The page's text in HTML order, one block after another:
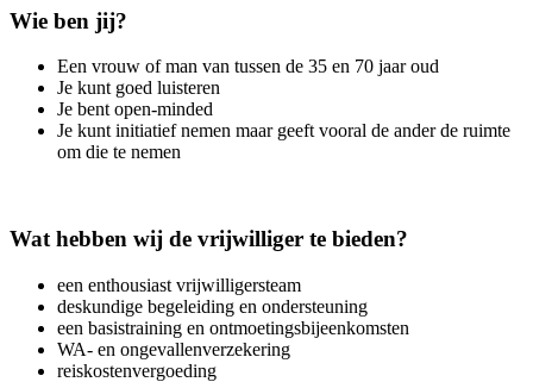
Wie ben jij?
Een vrouw of man van tussen de 35 en 70 jaar oud
Je kunt goed luisteren
Je bent open-minded
Je kunt initiatief nemen maar geeft vooral de ander de ruimte
om die te nemen
Wat hebben wij de vrijwilliger te bieden?
een enthousiast vrijwilligersteam
deskundige begeleiding en ondersteuning
een basistraining en ontmoetingsbijeenkomsten
WA- en ongevallenverzekering
reiskostenvergoeding